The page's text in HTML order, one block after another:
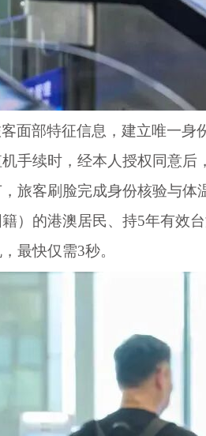
面部特征信息，建立唯一
手续时，经本人授权同意
旅客刷脸完成身份核验与
）的港澳居民、持5年有效
最快仅需3秒。